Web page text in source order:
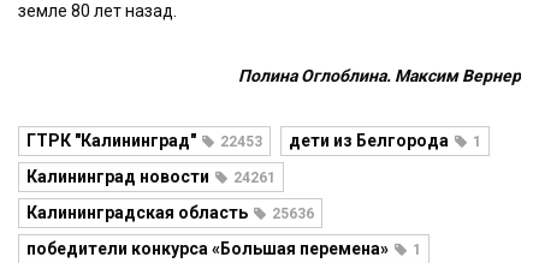
земле 80 лет назад.
Полина Оглоблина. Максим Вернер
ГТРК "Калининград" 22453 дети из Белгорода 1
Калининград новости 24261
Калининградская область 25636
победители конкурса «Большая перемена» 1